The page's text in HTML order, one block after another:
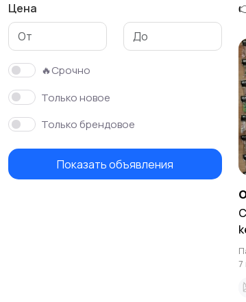
Цена
🔥Срочно
Только новое
Только брендовое
Показать объявления
7